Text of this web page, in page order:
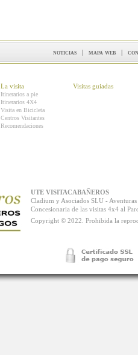
noticias | mapa web |
La visita
Itinerarios a pie
Itinerarios 4X4
Visita en Bicicleta
Centros Visitantes
Recomendaciones
Visitas guiadas
UTE VISITACABAÑEROS
Cladium y Asociados SLU -
Concesionaria de las visitas 4x4 al
Copyright © 2022. Prohibida la